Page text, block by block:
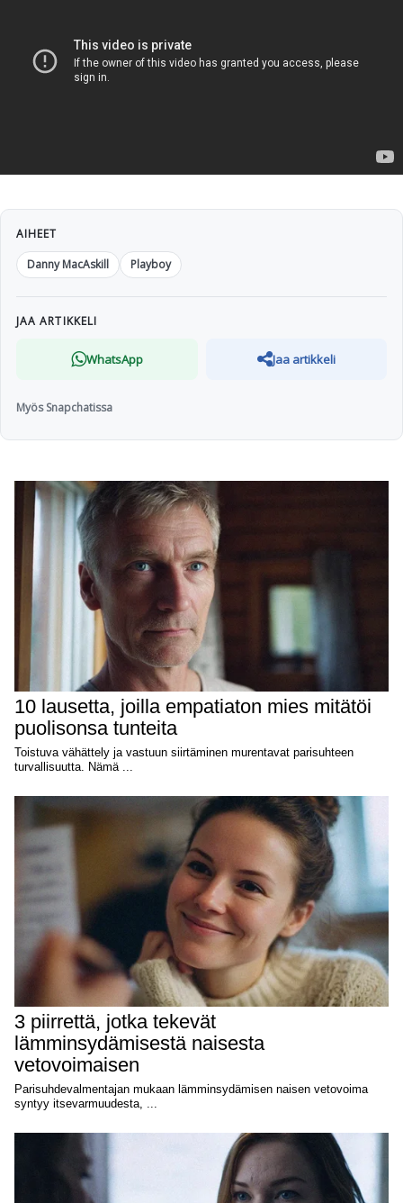
AIHEET
Danny MacAskill
Playboy
JAA ARTIKKELI
WhatsApp Jaa artikkeli
Myös Snapchatissa